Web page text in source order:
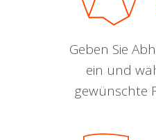
Geben Sie
ein und
gewünschte